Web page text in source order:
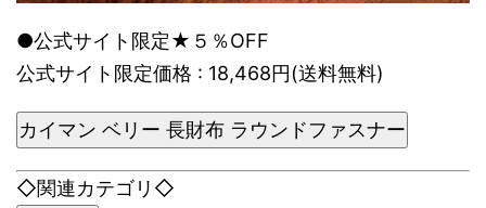
●公式サイト限定★５％OFF
公式サイト限定価格 : 18,468円(送料無料)
カイマン ベリー 長財布 ラウンドファスナー
◇関連カテゴリ◇